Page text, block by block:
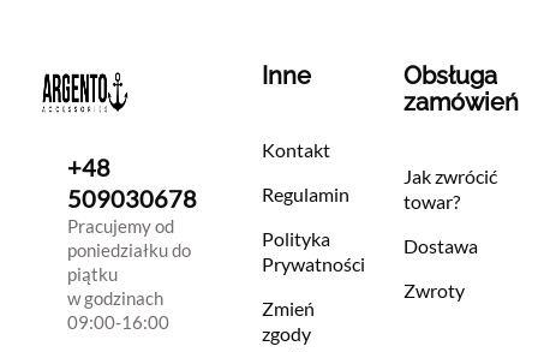
+48
509030678
Pracujemy od
poniedziałku do
piątku
w godzinach
09:00-16:00
Inne
Kontakt
Regulamin
Polityka
Prywatności
Zmień
zgody
Obsługa
zamówień
Jak zwrócić
towar?
Dostawa
Zwroty